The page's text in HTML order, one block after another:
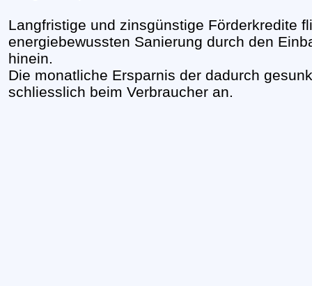
Langfristige und zinsgünstige Förderkredite
energiebewussten Sanierung durch den
hinein.
Die monatliche Ersparnis der dadurch
schliesslich beim Verbraucher an.